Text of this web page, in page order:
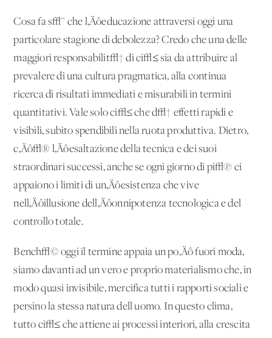
Cosa fa s√¨ che l‚Äôeducazione attraversi oggi una
particolare stagione di debolezza? Credo che una delle
maggiori responsabilit√† di ci√≤ sia da attribuire al
prevalere di una cultura pragmatica, alla continua
ricerca di risultati immediati e misurabili in termini
quantitativi. Vale solo ci√≤ che d√† effetti rapidi e
visibili, subito spendibili nella ruota produttiva. Dietro,
c‚Äô√® l‚Äôesaltazione della tecnica e dei suoi
straordinari successi, anche se ogni giorno di pi√π ci
appaiono i limiti di un‚Äôesistenza che vive
nell‚Äôillusione dell‚Äôonnipotenza tecnologica e del
controllo totale.
Bench√© oggi il termine appaia un po‚Äô fuori moda,
siamo davanti ad un vero e proprio materialismo che, in
modo quasi invisibile, mercifica tutti i rapporti sociali e
persino la stessa natura dell'uomo. In questo clima,
tutto ci√≤ che attiene ai processi interiori, alla crescita